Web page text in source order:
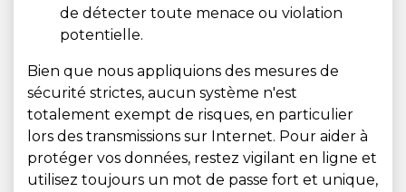
de détecter toute menace ou violation
potentielle.
Bien que nous appliquions des mesures de
sécurité strictes, aucun système n'est
totalement exempt de risques, en particulier
lors des transmissions sur Internet. Pour aider à
protéger vos données, restez vigilant en ligne et
utilisez toujours un mot de passe fort et unique,